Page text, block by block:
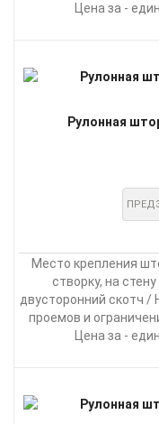
Цена за -
Рулонная
Место крепления
створку, на
двусторонний скотч /
проемов и
Цена за -